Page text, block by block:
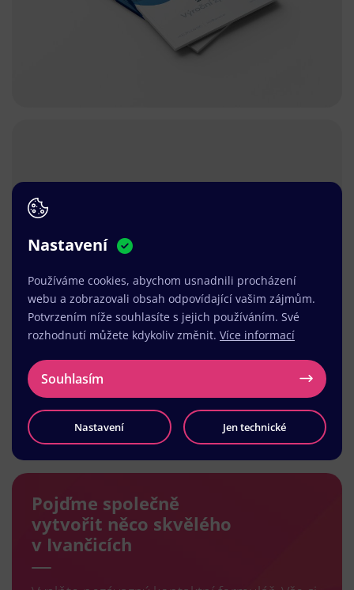
Načíst další
Pojďme společně
vytvořit něco skvělého
v Ivančicích
Nastavení
Používáme cookies, abychom usnadnili procházení
webu a zobrazovali obsah odpovídající vašim zájmům.
Potvrzením níže souhlasíte s jejich používáním. Své
rozhodnutí můžete kdykoliv změnit. Více informací
Souhlasím
Nastavení Jen technické